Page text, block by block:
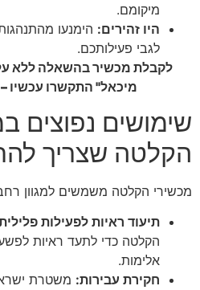
מיקומם.
היו זהירים: הימנעו
לגבי פעילותכם.
לקבלת מכשיר בהשאלה ללא
מיכאל" התקשרו עכשיו –
שימושים נפוצים
הקלטה שצריך
מכשירי הקלטה משמשים למגוון
תיעוד ראיות לפעילות
הקלטה כדי לתעד ראיות
אלימות.
חקירת עבירות: משטרת